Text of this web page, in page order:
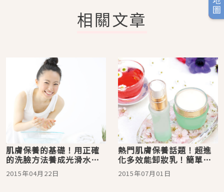
相關文章
肌膚保養的基礎！用正確
的洗臉方法養成光滑水煮
蛋肌！
2015年04月22日
熱門肌膚保養話題！超進
化多效能卸妝乳！簡單一
步輕鬆上手
2015年07月01日